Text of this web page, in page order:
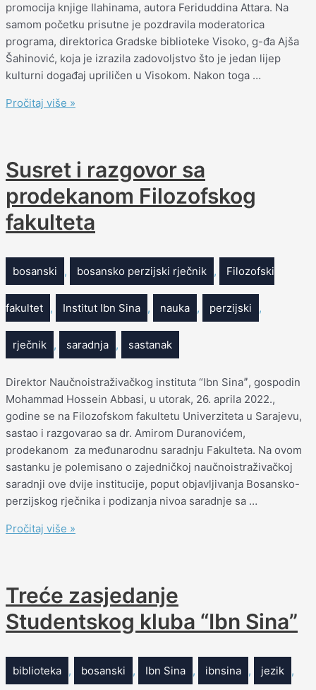
promocija knjige Ilahinama, autora Feriduddina Attara. Na
samom početku prisutne je pozdravila moderatorica
programa, direktorica Gradske biblioteke Visoko, g-đa Ajša
Šahinović, koja je izrazila zadovoljstvo što je jedan lijep
kulturni događaj upriličen u Visokom. Nakon toga …
Pročitaj više »
Susret i razgovor sa
prodekanom Filozofskog
fakulteta
bosanski , bosansko perzijski rječnik , Filozofski
fakultet , Institut Ibn Sina , nauka , perzijski ,
rječnik , saradnja , sastanak
Direktor Naučnoistraživačkog instituta “Ibn Sinaˮ, gospodin
Mohammad Hossein Abbasi, u utorak, 26. aprila 2022.,
godine se na Filozofskom fakultetu Univerziteta u Sarajevu,
sastao i razgovarao sa dr. Amirom Duranovićem,
prodekanom za međunarodnu saradnju Fakulteta. Na ovom
sastanku je polemisano o zajedničkoj naučnoistraživačkoj
saradnji ove dvije institucije, poput objavljivanja Bosansko-
perzijskog rječnika i podizanja nivoa saradnje sa …
Pročitaj više »
Treće zasjedanje
Studentskog kluba “Ibn Sina”
biblioteka , bosanski , Ibn Sina , ibnsina , jezik ,